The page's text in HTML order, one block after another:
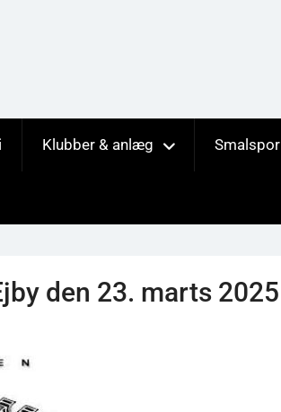
Klubber & anlæg Smalspor
den 23. marts 2025